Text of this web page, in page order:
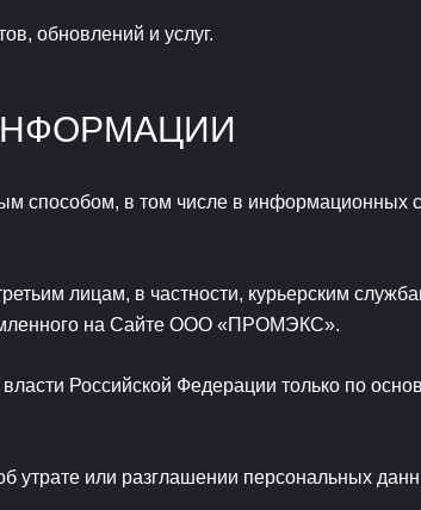
обновлений и услуг.
способом, в том числе в информационных
лицам, в частности, курьерским
на Сайте ООО «ПРОМЭКС».
Российской Федерации только по
утрате или разглашении персональных